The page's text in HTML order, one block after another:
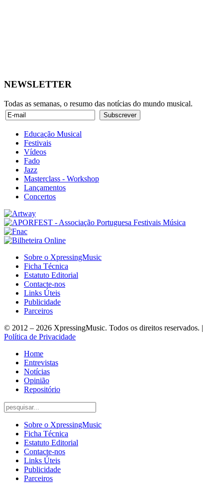
NEWSLETTER
Todas as semanas, o resumo das notícias do mundo musical.
Educação Musical
Festivais
Vídeos
Fado
Jazz
Masterclass - Workshop
Lançamentos
Concertos
Sobre o XpressingMusic
Ficha Técnica
Estatuto Editorial
Contacte-nos
Links Úteis
Publicidade
Parceiros
© 2012 – 2026 XpressingMusic. Todos os direitos reservados. |
Política de Privacidade
Home
Entrevistas
Notícias
Opinião
Repositório
Sobre o XpressingMusic
Ficha Técnica
Estatuto Editorial
Contacte-nos
Links Úteis
Publicidade
Parceiros